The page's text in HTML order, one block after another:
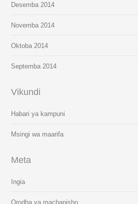
Desemba 2014
Novemba 2014
Oktoba 2014
Septemba 2014
Vikundi
Habari ya kampuni
Msingi wa maarifa
Meta
Ingia
Orodha ya machapisho